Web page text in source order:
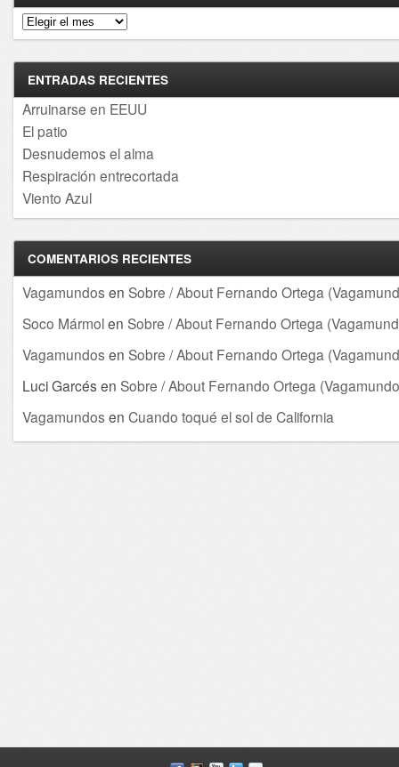
Archivos
ENTRADAS RECIENTES
Arruinarse en EEUU
El patio
Desnudemos el alma
Respiración entrecortada
Viento Azul
COMENTARIOS RECIENTES
Vagamundos en Sobre / About Fernando Ortega
Soco Mármolen Sobre / About Fernando Ortega
Vagamundos en Sobre / About Fernando Ortega
Luci Garcés en Sobre / About Fernando Ortega
Vagamundos en Cuando toqué el sol de California